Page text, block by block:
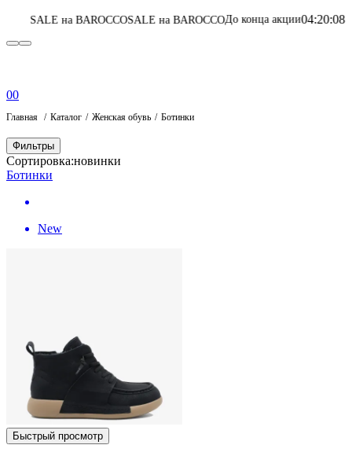
BAROCCO SALE на BAROCCO До конца акции04:20:08:49 Перейти в
00
Главная Каталог Женская обувь Ботинки
Фильтры
Сортировка:новинки
Ботинки
New
Быстрый просмотр